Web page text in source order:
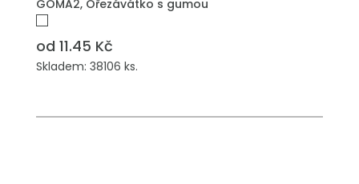
GOMA2, Ořezávátko s gumou
od 11.45 Kč
Skladem: 38106 ks.